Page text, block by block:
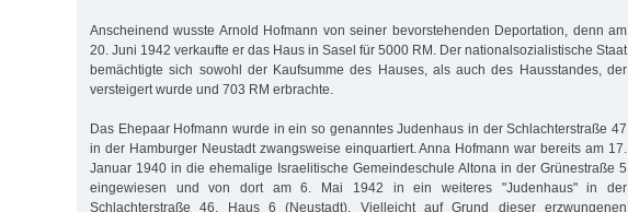
Anscheinend wusste Arnold Hofmann von seiner bevorstehenden Deportation, denn am
20. Juni 1942 verkaufte er das Haus in Sasel für 5000 RM. Der nationalsozialistische Staat
bemächtigte sich sowohl der Kaufsumme des Hauses, als auch des Hausstandes, der
versteigert wurde und 703 RM erbrachte.
Das Ehepaar Hofmann wurde in ein so genanntes Judenhaus in der Schlachterstraße 47
in der Hamburger Neustadt zwangsweise einquartiert. Anna Hofmann war bereits am 17.
Januar 1940 in die ehemalige Israelitische Gemeindeschule Altona in der Grünestraße 5
eingewiesen und von dort am 6. Mai 1942 in ein weiteres "Judenhaus" in der
Schlachterstraße 46, Haus 6 (Neustadt). Vielleicht auf Grund dieser erzwungenen